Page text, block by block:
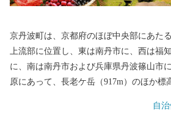
京丹波町は、京都府のほぼ中央部にあた
上流部に位置し、東は南丹市に、西は福
に、南は南丹市および兵庫県丹波篠山市
原にあって、長老ケ岳（917m）のほか標
3．09平方キロメートルの農山村で、この
自